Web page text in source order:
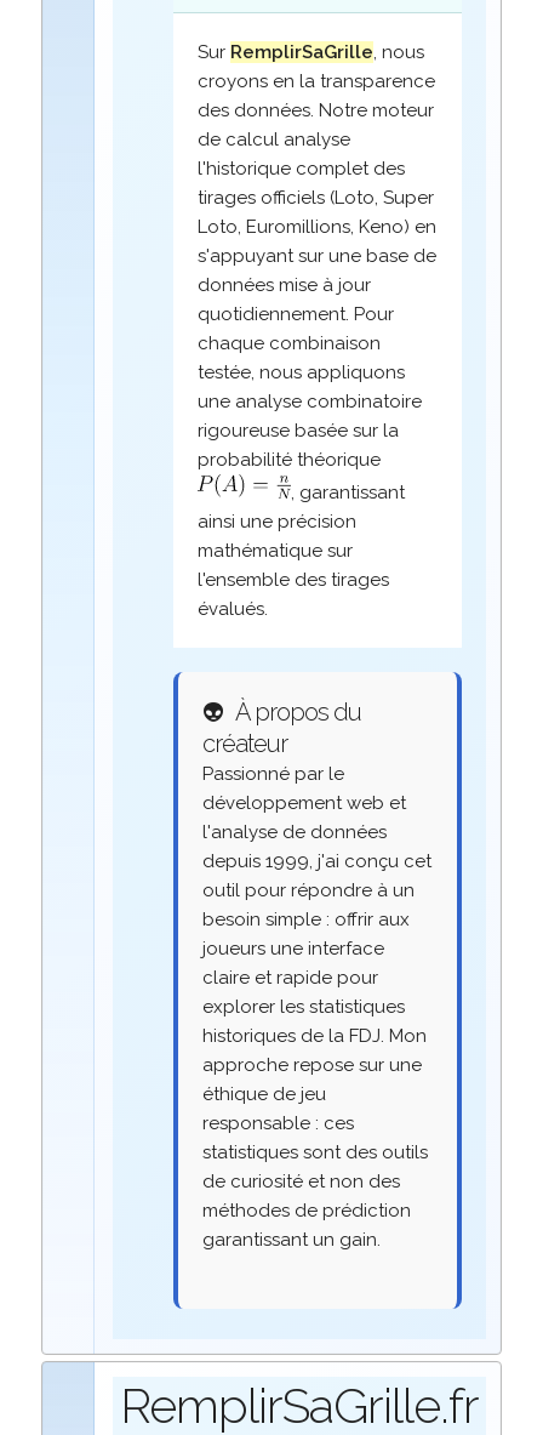
Sur RemplirSaGrille, nous
croyons en la transparence
des données. Notre moteur
de calcul analyse
l'historique complet des
tirages officiels (Loto, Super
Loto, Euromillions, Keno) en
s'appuyant sur une base de
données mise à jour
quotidiennement. Pour
chaque combinaison
testée, nous appliquons
une analyse combinatoire
rigoureuse basée sur la
probabilité théorique
, garantissant
ainsi une précision
mathématique sur
l'ensemble des tirages
évalués.
👽 À propos du
créateur
Passionné par le
développement web et
l'analyse de données
depuis 1999, j'ai conçu cet
outil pour répondre à un
besoin simple : offrir aux
joueurs une interface
claire et rapide pour
explorer les statistiques
historiques de la FDJ. Mon
approche repose sur une
éthique de jeu
responsable : ces
statistiques sont des outils
de curiosité et non des
méthodes de prédiction
garantissant un gain.
RemplirSaGrille.fr